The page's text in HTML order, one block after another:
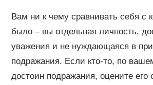
Вам ни к чему сравнивать себя с
было – вы отдельная личность,
уважения и не нуждающаяся в
подражания. Если кто-то, по
достоин подражания, оцените его